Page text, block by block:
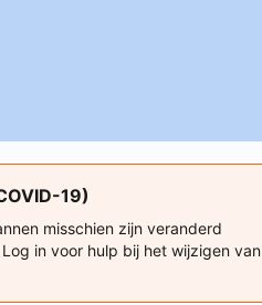
19)
misschien zijn veranderd
in voor hulp bij het wijzigen van